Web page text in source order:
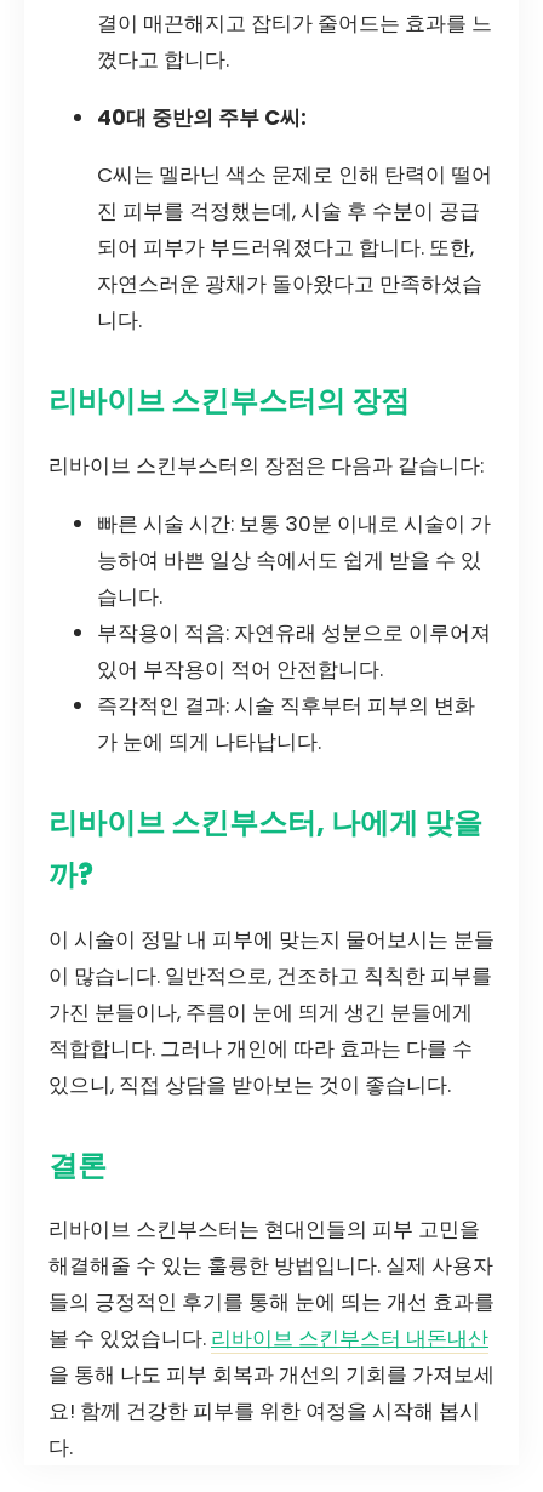
결이 매끈해지고 잡티가 줄어드는 효과를 느
꼈다고 합니다.
40대 중반의 주부 C씨:
C씨는 멜라닌 색소 문제로 인해 탄력이 떨어
진 피부를 걱정했는데, 시술 후 수분이 공급
되어 피부가 부드러워졌다고 합니다. 또한,
자연스러운 광채가 돌아왔다고 만족하셨습
니다.
리바이브 스킨부스터의 장점
리바이브 스킨부스터의 장점은 다음과 같습니다:
빠른 시술 시간: 보통 30분 이내로 시술이 가
능하여 바쁜 일상 속에서도 쉽게 받을 수 있
습니다.
부작용이 적음: 자연유래 성분으로 이루어져
있어 부작용이 적어 안전합니다.
즉각적인 결과: 시술 직후부터 피부의 변화
가 눈에 띄게 나타납니다.
리바이브 스킨부스터, 나에게 맞을
까?
이 시술이 정말 내 피부에 맞는지 물어보시는 분들
이 많습니다. 일반적으로, 건조하고 칙칙한 피부를
가진 분들이나, 주름이 눈에 띄게 생긴 분들에게
적합합니다. 그러나 개인에 따라 효과는 다를 수
있으니, 직접 상담을 받아보는 것이 좋습니다.
결론
리바이브 스킨부스터는 현대인들의 피부 고민을
해결해줄 수 있는 훌륭한 방법입니다. 실제 사용자
들의 긍정적인 후기를 통해 눈에 띄는 개선 효과를
볼 수 있었습니다. 리바이브 스킨부스터 내돈내산
을 통해 나도 피부 회복과 개선의 기회를 가져보세
요! 함께 건강한 피부를 위한 여정을 시작해 봅시
다.